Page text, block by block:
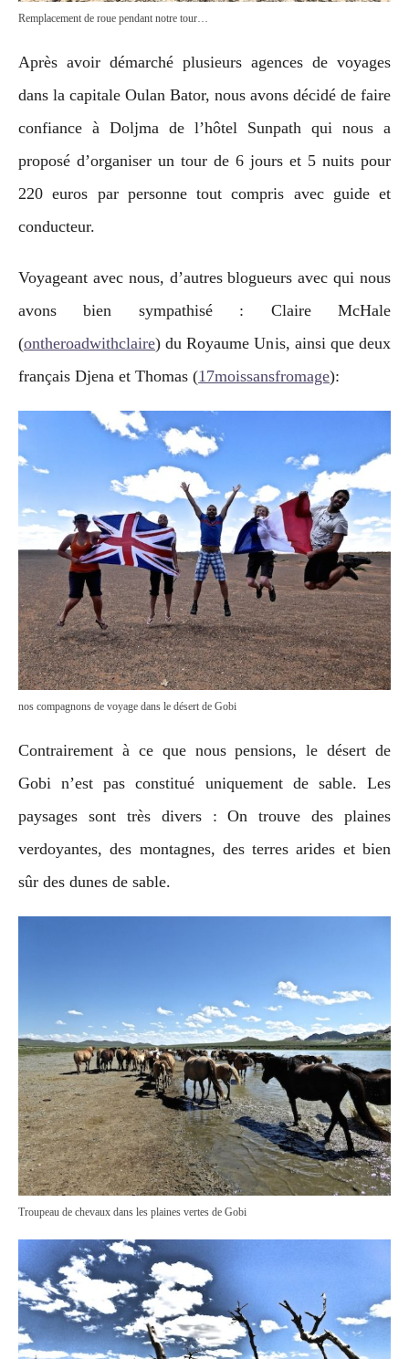
Remplacement de roue pendant notre tour…
Après avoir démarché plusieurs agences de voyages
dans la capitale Oulan Bator, nous avons décidé de faire
confiance à Doljma de l’hôtel Sunpath qui nous a
proposé d’organiser un tour de 6 jours et 5 nuits pour
220 euros par personne tout compris avec guide et
conducteur.
Voyageant avec nous, d’autres blogueurs avec qui nous
avons bien sympathisé : Claire McHale
(ontheroadwithclaire) du Royaume Unis, ainsi que deux
français Djena et Thomas (17moissansfromage):
nos compagnons de voyage dans le désert de Gobi
Contrairement à ce que nous pensions, le désert de
Gobi n’est pas constitué uniquement de sable. Les
paysages sont très divers : On trouve des plaines
verdoyantes, des montagnes, des terres arides et bien
sûr des dunes de sable.
Troupeau de chevaux dans les plaines vertes de Gobi